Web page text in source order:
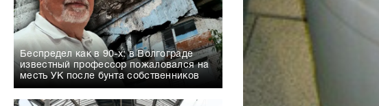
Беспредел как в 90-х: в Волгограде
известный профессор пожаловался на
месть УК после бунта собственников